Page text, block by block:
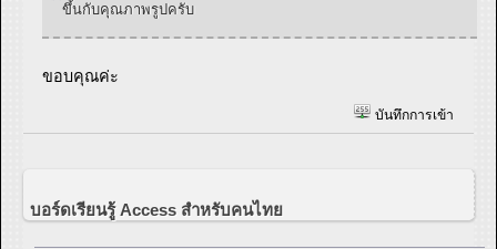
ขึ้นกับคุณภาพรูปครับ
ขอบคุณค่ะ
บันทึกการเข้า
บอร์ดเรียนรู้ Access สำหรับคนไทย